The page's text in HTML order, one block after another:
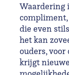
Waardering
compliment,
die even
het kan
ouders, voor
krijgt